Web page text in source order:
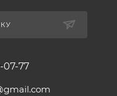
07-77